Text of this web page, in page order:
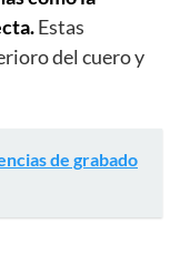
Estas
del cuero y
de grabado